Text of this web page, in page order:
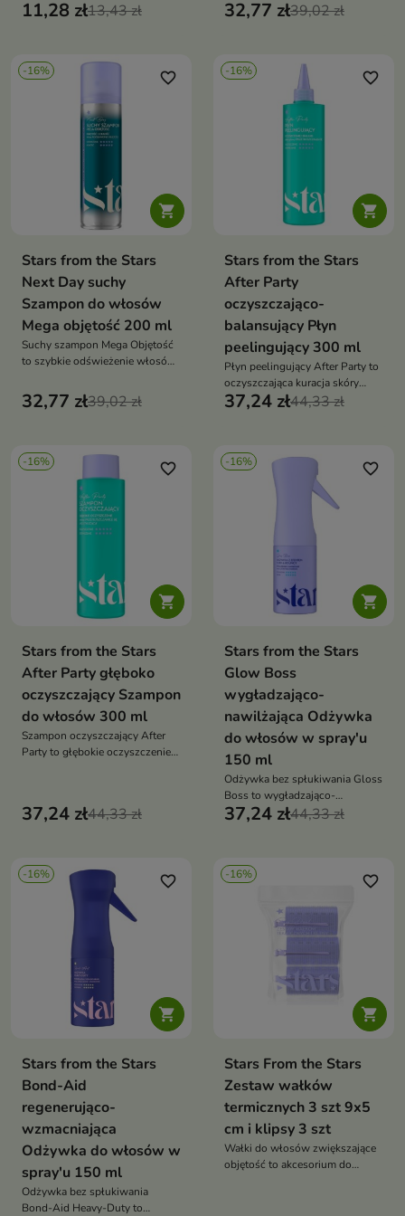
przywraca im zdrowy wygląd
11,28 zł13,43 zł
i objętość bez użycia wody, które
32,77 zł39,02 zł
-16%

favorite_border
Stars from the Stars
Next Day suchy
Szampon do włosów
Mega objętość 200 ml
Suchy szampon Mega Objętość
to szybkie odświeżenie włosów,
objętości i lekkości bez użycia
wody
32,77 zł39,02 zł
-16%

favorite_border
Stars from the Stars
After Party
oczyszczająco-
balansujący Płyn
peelingujący 300 ml
Płyn peelingujący After Party to
oczyszczająca kuracja skóry
głowy, która reguluje sebum,
37,24 zł44,33 zł
-16%

favorite_border
Stars from the Stars
After Party głęboko
oczyszczający Szampon
do włosów 300 ml
Szampon oczyszczający After
Party to głębokie oczyszczenie
37,24 zł44,33 zł
-16%

favorite_border
Stars from the Stars
Glow Boss
wygładzająco-
nawilżająca Odżywka
do włosów w spray'u
150 ml
Odżywka bez spłukiwania Gloss
Boss to wygładzająco-
nawilżająca pielęgnacja, która
37,24 zł44,33 zł
-16%

favorite_border
Stars from the Stars
Bond-Aid
regenerująco-
wzmacniająca
Odżywka do włosów w
spray'u 150 ml
Odżywka bez spłukiwania
Bond-Aid Heavy-Duty to
-16%

favorite_border
Stars From the Stars
Zestaw wałków
termicznych 3 szt 9x5
cm i klipsy 3 szt
Wałki do włosów zwiększające
objętość to akcesorium do